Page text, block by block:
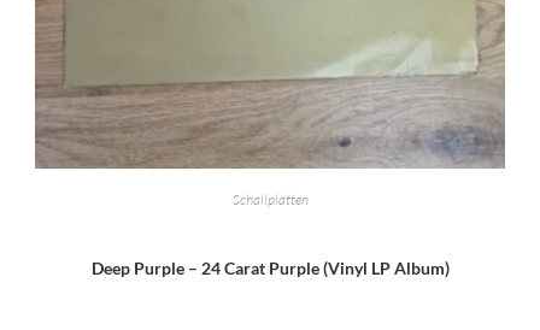
Schallplatten
Deep Purple – 24 Carat Purple (Vinyl LP Album)